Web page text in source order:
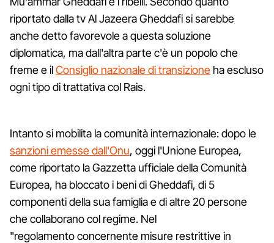
riportato dalla tv Al Jazeera Gheddafi si sarebbe
anche detto favorevole a questa soluzione
diplomatica, ma dall'altra parte c'è un popolo che
freme e ilConsiglio nazionale di transizione ha escluso
ogni tipo di trattativa col Rais.
Intanto si mobilita la comunità internazionale: dopo le
sanzioni emesse dall'Onu, oggi l'Unione Europea,
come riportato la Gazzetta ufficiale della Comunità
Europea, ha bloccato i beni di Gheddafi, di 5
componenti della sua famiglia e di altre 20 persone
che collaborano col regime. Nel
"regolamento concernente misure restrittive in